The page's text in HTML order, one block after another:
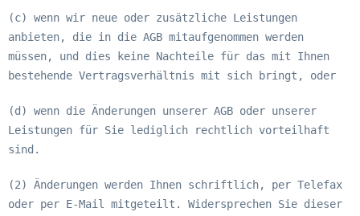
(c) wenn wir neue oder zusätzliche Leistungen
anbieten, die in die AGB mitaufgenommen werden
müssen, und dies keine Nachteile für das mit Ihnen
bestehende Vertragsverhältnis mit sich bringt, oder
(d) wenn die Änderungen unserer AGB oder unserer
Leistungen für Sie lediglich rechtlich vorteilhaft
sind.
(2) Änderungen werden Ihnen schriftlich, per Telefax
oder per E-Mail mitgeteilt. Widersprechen Sie dieser